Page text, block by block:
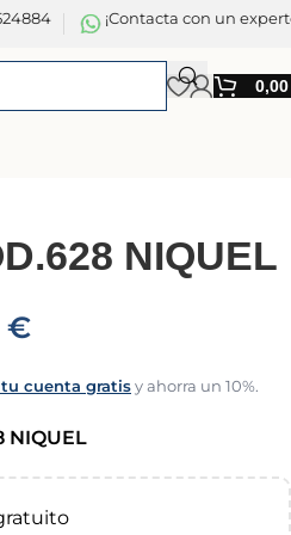
¡Contacta con un
NIQUEL
€
tu cuenta gratisy ahorra un 10%.
NIQUEL